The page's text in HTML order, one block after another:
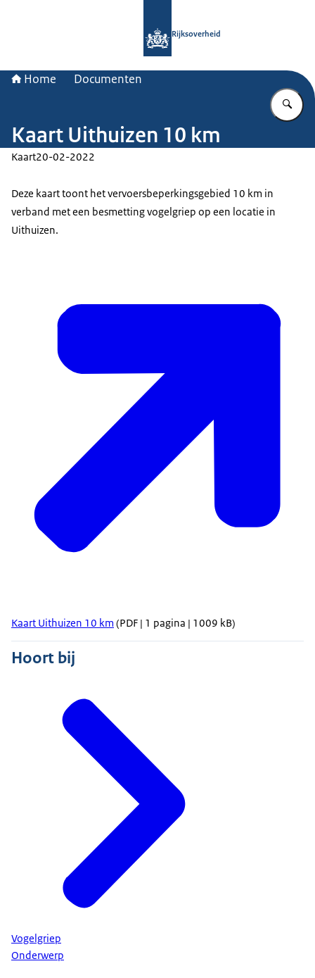
Rijksoverheid
Home Documenten
Kaart Uithuizen 10 km
Kaart20-02-2022
Deze kaart toont het vervoersbeperkingsgebied 10 km in
verband met een besmetting vogelgriep op een locatie in
Uithuizen.
Kaart Uithuizen 10 km (PDF | 1 pagina | 1009 kB)
Hoort bij
Vogelgriep
Onderwerp